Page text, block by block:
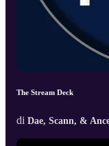
The Stream Deck
di Dae, Scann, &